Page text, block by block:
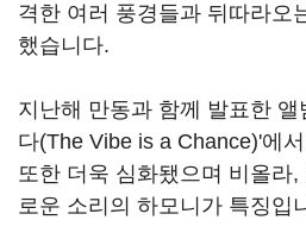
격한 여러 풍경들과 뒤따라오
했습니다.
지난해 만동과 함께 발표한 앨
다(The Vibe is a Chance)'에
또한 더욱 심화됐으며 비올라,
로운 소리의 하모니가 특징입